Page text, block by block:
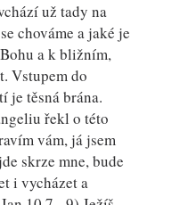
už tady na
chováme a jaké je
a k bližním,
Vstupem do
je těsná brána.
řekl o této
vám, já jsem
skrze mne, bude
i vycházet a